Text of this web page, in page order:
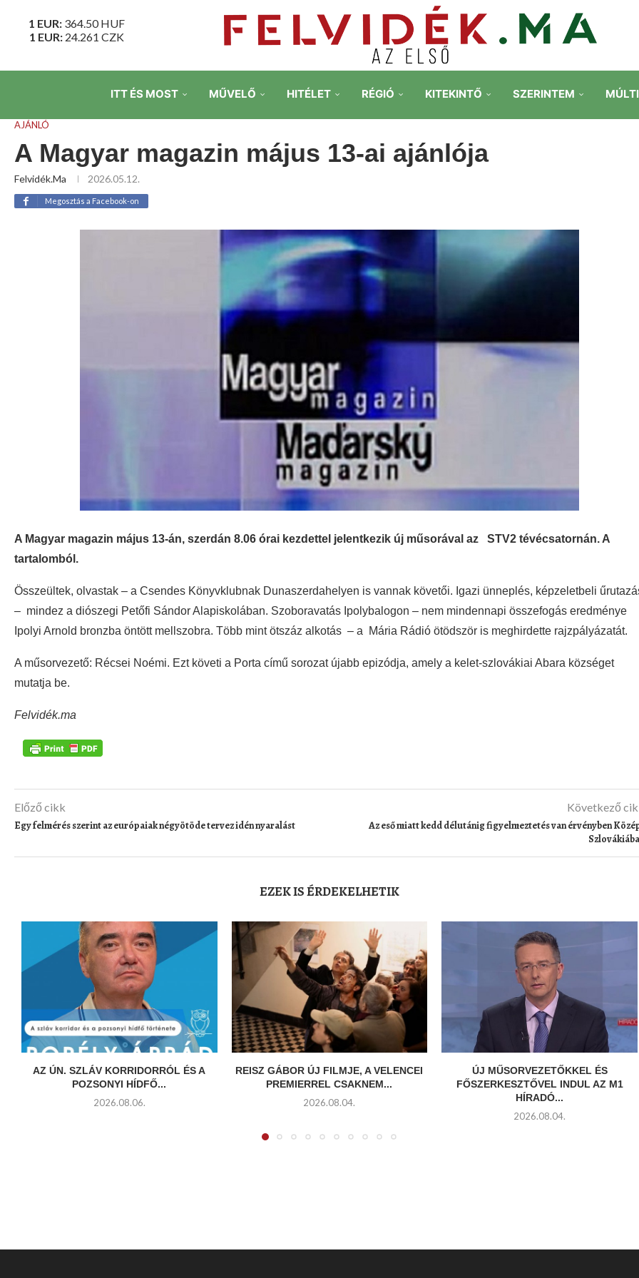
1 EUR: 364.50HUF
1 EUR: 24.261 CZK
ITT ÉS MOST MŰVELŐ HITÉLET RÉGIÓ KITEKINTŐ SZERINTEM
AJÁNLÓ
A Magyar magazin május 13-ai ajánlója
Felvidék.ma 2026.05.12.
Megosztás a Facebook-on
A Magyar magazin május 13-án, szerdán 8.06 órai kezdettel jelentkezik új műsorával az STV2 tévécsatornán. A
tartalomból.
Összeültek, olvastak – a Csendes Könyvklubnak Dunaszerdahelyen is vannak követői. Igazi ünneplés, képzeletbeli
– mindez a diószegi Petőfi Sándor Alapiskolában. Szoboravatás Ipolybalogon – nem mindennapi összefogás eredménye
Ipolyi Arnold bronzba öntött mellszobra. Több mint ötszáz alkotás – a Mária Rádió ötödször is meghirdette rajzpályázatát.
A műsorvezető: Récsei Noémi. Ezt követi a Porta című sorozat újabb epizódja, amely a kelet-szlovákiai Abara községet
mutatja be.
Felvidék.ma
Előző cikk
Egy felmérés szerint az európaiak négyötöde tervez idén nyaralást
Következő
Az eső miatt kedd délutánig figyelmeztetés van érvényben
EZEK IS ÉRDEKELHETIK
AZ ÚN. SZLÁV KORRIDORRÓL ÉS A
POZSONYI HÍDFŐ...
2026.08.06.
REISZ GÁBOR ÚJ FILMJE, A VELENCEI
PREMIERREL CSAKNEM...
2026.08.04.
ÚJ MŰSORVEZETŐKKEL ÉS
FŐSZERKESZTŐVEL INDUL AZ M1
HÍRADÓ...
2026.08.04.